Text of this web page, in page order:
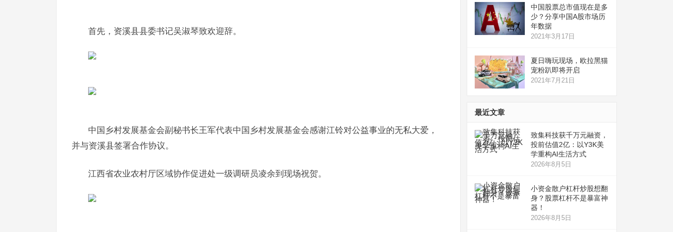
首先，资溪县县委书记吴淑琴致欢迎辞。
中国乡村发展基金会副秘书长王军代表中国乡村发展基金会感谢江铃对公益事业的无私大爱，
并与资溪县签署合作协议。
江西省农业农村厅区域协作促进处一级调研员凌余到现场祝贺。
中国股票总市值现在是多
少？分享中国A股市场历
年数据
2021年3月17日
夏日嗨玩现场，欧拉黑猫
宠粉趴即将开启
2021年7月21日
最近文章
致集科技获千万元融资，
投前估值2亿：以Y3K美
学重构AI生活方式
2026年8月5日
小资金散户杠杆炒股想翻
身？股票杠杆不是暴富神
器！
2026年8月5日